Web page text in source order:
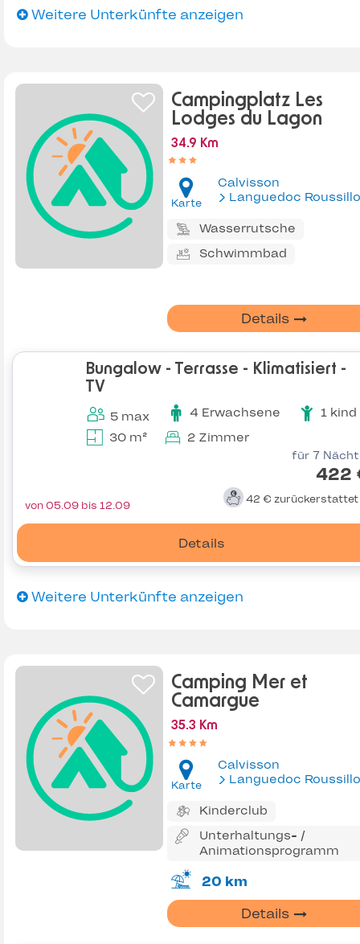
Weitere Unterkünfte anzeigen
Campingplatz Les
Lodges du Lagon
34.9 Km
Karte
Calvisson
Languedoc
Wasserrutsche
Schwimmbad
Details
Bungalow - Terrasse - Klimatisiert -
TV
5 max 4 Erwachsene
1 kind
30 m²
2 Zimmer
für 7
422
42 € zurückerstattet
Details
von 05.09 bis 12.09
Weitere Unterkünfte anzeigen
Camping Mer et
Camargue
35.3 Km
Karte
Calvisson
Languedoc
Kinderclub
Unterhaltungs- /
Animationsprogramm
20 km
Details